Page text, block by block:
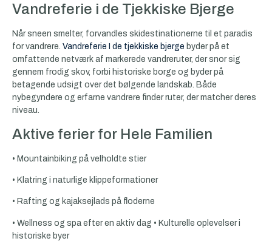
Vandreferie i de Tjekkiske Bjerge
Når sneen smelter, forvandles skidestinationerne til et paradis
for vandrere. Vandreferie I de tjekkiske bjerge byder på et
omfattende netværk af markerede vandreruter, der snor sig
gennem frodig skov, forbi historiske borge og byder på
betagende udsigt over det bølgende landskab. Både
nybegyndere og erfarne vandrere finder ruter, der matcher deres
niveau.
Aktive ferier for Hele Familien
• Mountainbiking på velholdte stier
• Klatring i naturlige klippeformationer
• Rafting og kajaksejlads på floderne
• Wellness og spa efter en aktiv dag • Kulturelle oplevelser i
historiske byer